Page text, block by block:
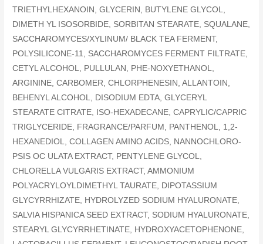
TRIETHYLHEXANOIN, GLYCERIN, BUTYLENE GLYCOL,
DIMETH YL ISOSORBIDE, SORBITAN STEARATE, SQUALANE,
SACCHAROMYCES/XYLINUM/ BLACK TEA FERMENT,
POLYSILICONE-11, SACCHAROMYCES FERMENT FILTRATE,
CETYL ALCOHOL, PULLULAN, PHE-NOXYETHANOL,
ARGININE, CARBOMER, CHLORPHENESIN, ALLANTOIN,
BEHENYL ALCOHOL, DISODIUM EDTA, GLYCERYL
STEARATE CITRATE, ISO-HEXADECANE, CAPRYLIC/CAPRIC
TRIGLYCERIDE, FRAGRANCE/PARFUM, PANTHENOL, 1,2-
HEXANEDIOL, COLLAGEN AMINO ACIDS, NANNOCHLORO-
PSIS OC ULATA EXTRACT, PENTYLENE GLYCOL,
CHLORELLA VULGARIS EXTRACT, AMMONIUM
POLYACRYLOYLDIMETHYL TAURATE, DIPOTASSIUM
GLYCYRRHIZATE, HYDROLYZED SODIUM HYALURONATE,
SALVIA HISPANICA SEED EXTRACT, SODIUM HYALURONATE,
STEARYL GLYCYRRHETINATE, HYDROXYACETOPHENONE,